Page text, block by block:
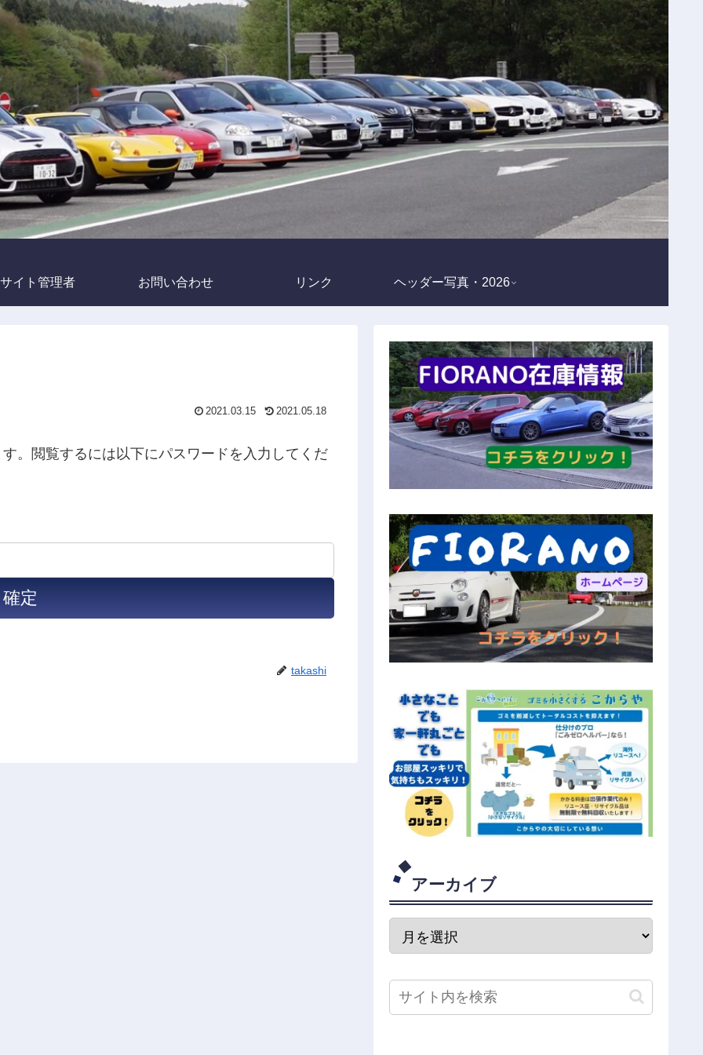
サイト管理者 お問い合わせ リンク ヘッダー写真・2026
2021.03.15 2021.05.18
。閲覧するには以下にパスワードを入力してくだ
takashi
アーカイブ